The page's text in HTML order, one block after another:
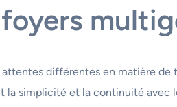
différentes en matière
la simplicité et la continuité avec